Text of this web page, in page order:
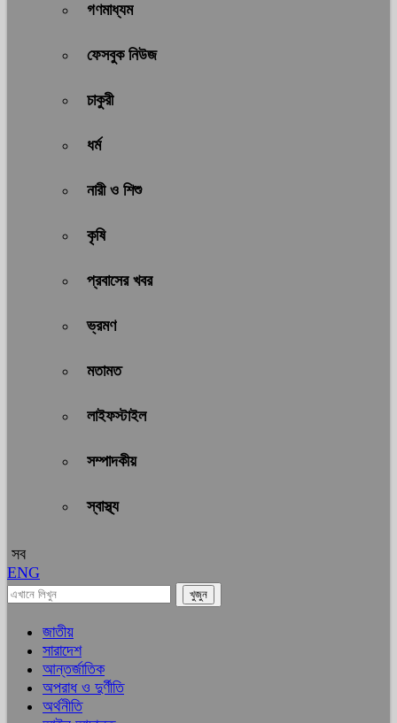
গণমাধ্যম
ফেসবুক নিউজ
চাকুরী
ধর্ম
নারী ও শিশু
কৃষি
প্রবাসের খবর
ভ্রমণ
মতামত
লাইফস্টাইল
সম্পাদকীয়
স্বাস্থ্য
সব
ENG
জাতীয়
সারাদেশ
আন্তর্জাতিক
অপরাধ ও দুর্ণীতি
অর্থনীতি